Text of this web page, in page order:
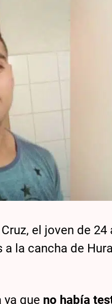
el joven de 24
la cancha de
que no había